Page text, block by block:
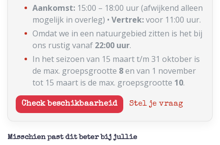
Aankomst: 15:00 – 18:00 uur (afwijkend alleen
mogelijk in overleg) • Vertrek:voor 11:00 uur.
Omdat we in een natuurgebied zitten is het bij
ons rustig vanaf 22:00 uur.
In het seizoen van 15 maart t/m 31 oktober is
de max. groepsgrootte 8en van 1 november
tot 15 maart is de max. groepsgrootte 10.
Check beschikbaarheid Stel je vraag
Misschien past dit beter bij jullie